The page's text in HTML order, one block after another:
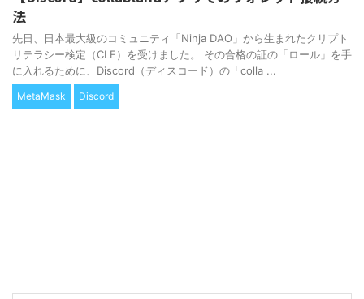
法
先日、日本最大級のコミュニティ「Ninja DAO」から生まれたクリプト
リテラシー検定（CLE）を受けました。 その合格の証の「ロール」を手
に入れるために、Discord（ディスコード）の「colla ...
MetaMask Discord